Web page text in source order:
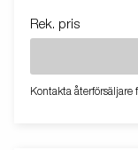
Rek. pris
Kontakta återförsäljare